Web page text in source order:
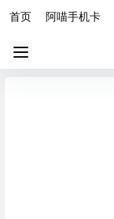
首页 阿喵手机卡